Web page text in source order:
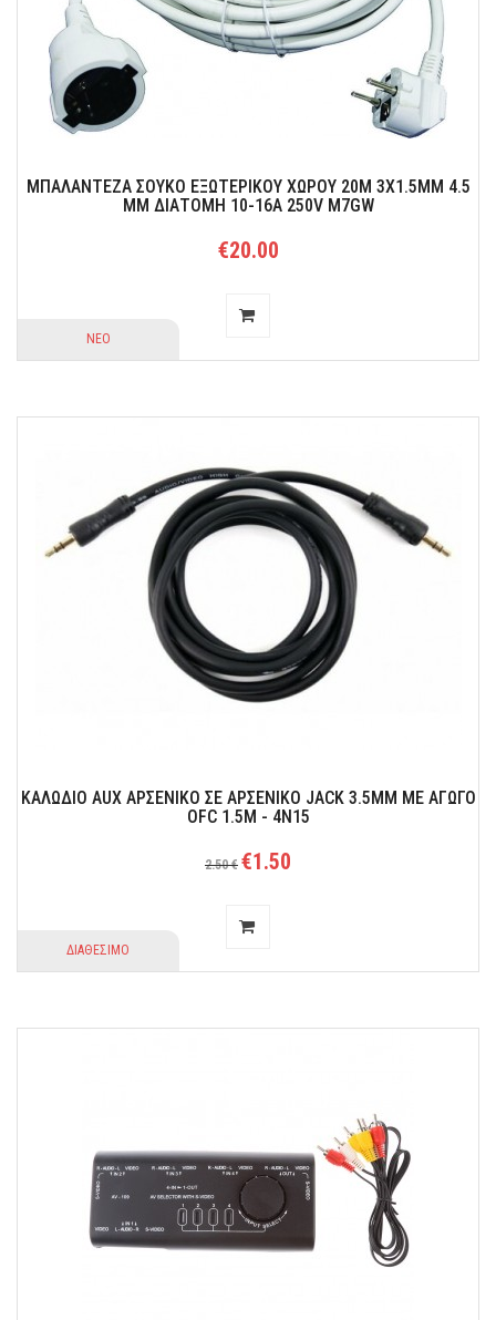
ΜΠΑΛΑΝΤΕΖΑ ΣΟΥΚΟ ΕΞΩΤΕΡΙΚΟΥ ΧΩΡΟΥ 20M 3Χ1.5ΜΜ 4.5
ΜΜ ΔΙΑΤΟΜΗ 10-16Α 250V M7GW
€20.00
ΝΕΟ
ΚΑΛΩΔΙΟ AUX ΑΡΣΕΝΙΚΟ ΣΕ ΑΡΣΕΝΙΚΟ JACK 3.5MM ΜΕ ΑΓΩΓΟ
OFC 1.5Μ - 4N15
2.50 € €1.50
ΔΙΑΘΕΣΙΜΟ
4-WAY SWITCHER AV ΔΙΑΚΌΠΤΗΣ RCA 4 ΕΊΣΟΔΟΙ 1 ΈΞΟΔΟΣ ΉΧΟΥ L/R
COMPOSITE VIDEO SELECTOR AU51
Για να εχετε πρόσβαση σε ηλεκτρικά εργαλεία όπου χρειάζεται!
Επαγγελματικό Handsfree μικροακουστικό, με εργονομικό
σχεδιασμό άνετης τοποθέτησης G-Shape για δεξιό ή αριστερό αυτί,